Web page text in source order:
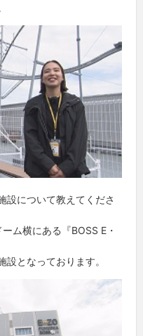
について教えてくださ
ム横にある『BOSS E・
なっております。